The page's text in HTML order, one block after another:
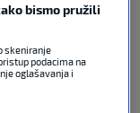
gostujuće
Dominik
zaradio prvi
te je morao
bismo pružili
skeniranje
podacima na
oglašavanja i